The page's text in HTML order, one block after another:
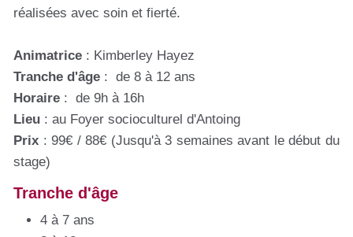
réalisées avec soin et fierté.
Animatrice : Kimberley Hayez
Tranche d'âge : de 8 à 12 ans
Horaire : de 9h à 16h
Lieu : au Foyer socioculturel d'Antoing
Prix : 99€ / 88€ (Jusqu'à 3 semaines avant le début du
stage)
Tranche d'âge
4 à 7 ans